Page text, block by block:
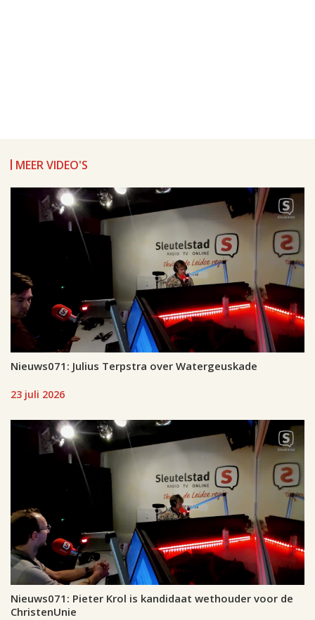
MEER VIDEO'S
Nieuws071: Julius Terpstra over Watergeuskade
23 juli 2026
Nieuws071: Pieter Krol is kandidaat wethouder voor de
ChristenUnie